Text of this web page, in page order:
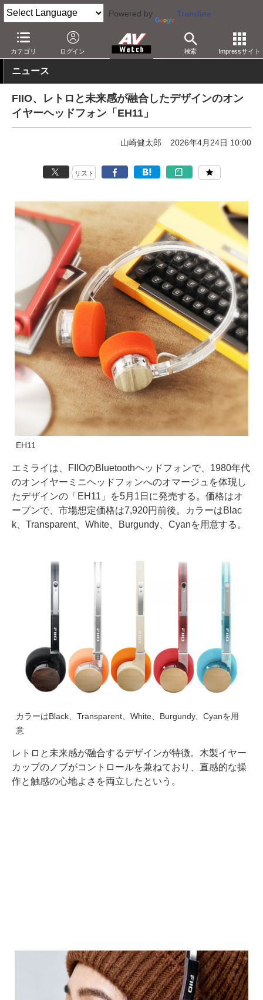
Powered by Translate
カテゴリ ログイン 検索 Impressサイト
AV Watch 製品 ヘッドフォン FiiO
ニュース
FIIO、レトロと未来感が融合したデザインのオン
イヤーヘッドフォン「EH11」
山崎健太郎 2026年4月24日 10:00
リスト
EH11
エミライは、FIIOのBluetoothヘッドフォンで、1980年代
のオンイヤーミニヘッドフォンへのオマージュを体現し
たデザインの「EH11」を5月1日に発売する。価格はオ
ープンで、市場想定価格は7,920円前後。カラーはBlac
k、Transparent、White、Burgundy、Cyanを用意する。
カラーはBlack、Transparent、White、Burgundy、Cyanを用
意
レトロと未来感が融合するデザインが特徴。木製イヤー
カップのノブがコントロールを兼ねており、直感的な操
作と触感の心地よさを両立したという。